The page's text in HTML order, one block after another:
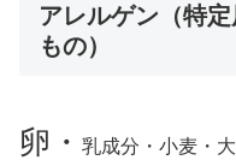
アレルゲン（特
もの）
卵・ 乳成分・小麦・大